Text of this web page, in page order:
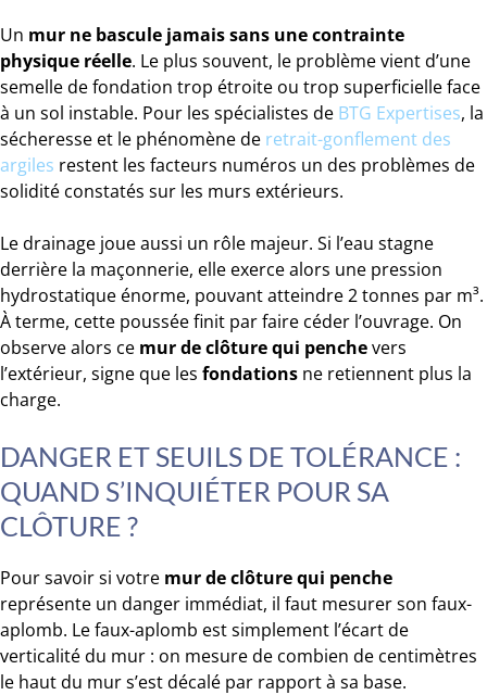
Un mur ne bascule jamais sans une contrainte
physique réelle. Le plus souvent, le problème vient d’une
semelle de fondation trop étroite ou trop superficielle face
à un sol instable. Pour les spécialistes de BTG Expertises, la
sécheresse et le phénomène de retrait-gonflement des
argiles restent les facteurs numéros un des problèmes de
solidité constatés sur les murs extérieurs.
Le drainage joue aussi un rôle majeur. Si l’eau stagne
derrière la maçonnerie, elle exerce alors une pression
hydrostatique énorme, pouvant atteindre 2 tonnes par m³.
À terme, cette poussée finit par faire céder l’ouvrage. On
observe alors ce mur de clôture qui penchevers
l’extérieur, signe que les fondations ne retiennent plus la
charge.
DANGER ET SEUILS DE TOLÉRANCE :
QUAND S’INQUIÉTER POUR SA
CLÔTURE ?
Pour savoir si votre mur de clôture qui penche
représente un danger immédiat, il faut mesurer son faux-
aplomb. Le faux-aplomb est simplement l’écart de
verticalité du mur : on mesure de combien de centimètres
le haut du mur s’est décalé par rapport à sa base.